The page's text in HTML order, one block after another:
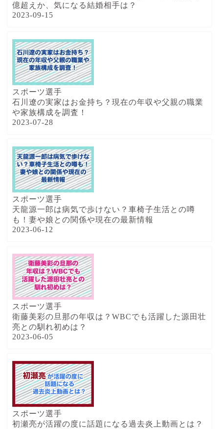
億超えか、気になる結婚相手は？
2023-09-15
スポーツ選手
石川遼の実家はお金持ち？現在の年収や父親の職業
や家族構成を調査！
2023-07-28
スポーツ選手
天龍源一郎は病気で歩けない？車椅子生活との噂
も！妻や娘との関係や現在の最新情報
2023-06-12
スポーツ選手
衛藤美彩の旦那の年収は？WBCでも活躍した源田壮
亮との馴れ初めは？
2023-06-05
スポーツ選手
初瀬亮が活躍の度に話題になる過去炎上動画とは？